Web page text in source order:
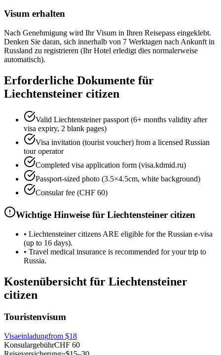
Visum erhalten
Nach Genehmigung wird Ihr Visum in Ihren Reisepass eingeklebt.
Denken Sie daran, sich innerhalb von 7 Werktagen nach Ankunft in
Russland zu registrieren (Ihr Hotel erledigt dies normalerweise
automatisch).
Erforderliche Dokumente für
Liechtensteiner citizen
Valid Liechtensteiner passport (6+ months validity after
visa expiry, 2 blank pages)
Visa invitation (tourist voucher) from a licensed Russian
tour operator
Completed visa application form (visa.kdmid.ru)
Passport-sized photo (3.5×4.5cm, white background)
Consular fee (CHF 60)
Wichtige Hinweise für Liechtensteiner citizen
• Liechtensteiner citizens ARE eligible for the Russian e-visa
(up to 16 days).
• Travel medical insurance is recommended for your trip to
Russia.
Kostenübersicht für Liechtensteiner
citizen
Touristenvisum
Visaeinladungfrom $18
KonsulargebührCHF 60